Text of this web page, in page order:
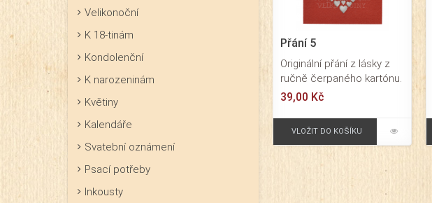
Přání 5
Originální přání z lásky z
ručně čerpaného kartónu.
Formát 100x100 mm.
Skládané přání s
vypáleným motivem
významné osobní a
rodinné příležitosti.
Působí velmi originálním
39,00 Kč
VLOŽIT DO KOŠÍKU
Velikonoční
K 18-tinám
Kondolenční
K narozeninám
Květiny
Kalendáře
Svatební oznámení
Psací potřeby
Inkousty